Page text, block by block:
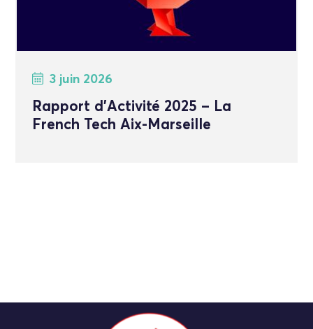
3 juin 2026
Rapport d’Activité 2025 – La
French Tech Aix-Marseille